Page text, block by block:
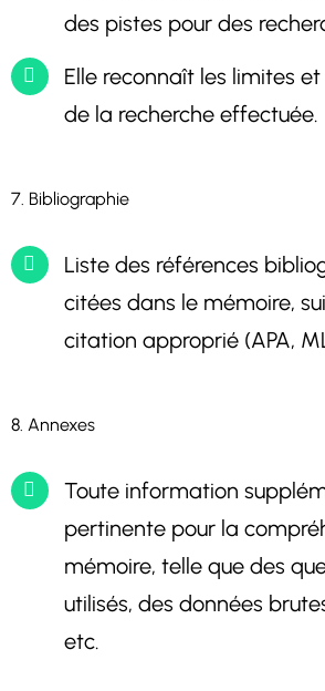
des pistes pour des
Elle reconnaît les limites
de la recherche effectuée.
7. Bibliographie
Liste des références
citées dans le mémoire,
citation approprié (APA,
8. Annexes
Toute information
pertinente pour la
mémoire, telle que des
utilisés, des données
etc.